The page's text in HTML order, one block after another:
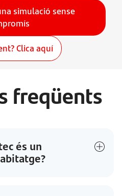
simulació sense
Clica aquí
freqüents
és un